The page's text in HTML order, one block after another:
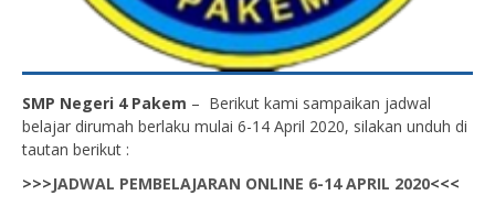
SMP Negeri 4 Pakem – Berikut kami sampaikan jadwal
belajar dirumah berlaku mulai 6-14 April 2020, silakan unduh di
tautan berikut :
>>>JADWAL PEMBELAJARAN ONLINE 6-14 APRIL 2020<<<